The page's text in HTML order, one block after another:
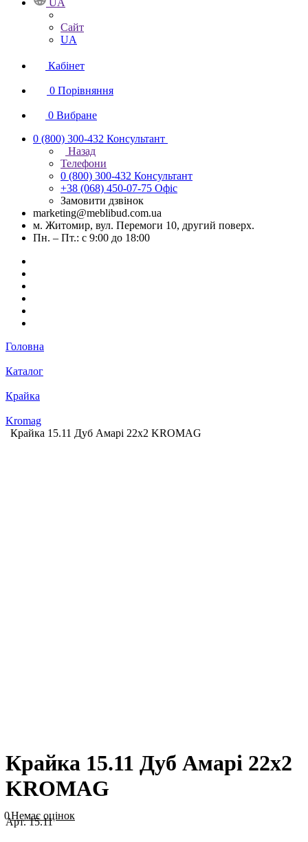
UA
Сайт
UA
Кабінет
0 Порівняння
0 Вибране
0 (800) 300-432 Консультант
Назад
Телефони
0 (800) 300-432 Консультант
+38 (068) 450-07-75 Офіс
Замовити дзвінок
marketing@meblibud.com.ua
м. Житомир, вул. Перемоги 10, другий поверх.
Пн. – Пт.: с 9:00 до 18:00
Головна
Каталог
Крайка
Kromag
Крайка 15.11 Дуб Амарі 22х2 KROMAG
Крайка 15.11 Дуб Амарі 22х2
KROMAG
0Немає оцінок
Арт.15.11